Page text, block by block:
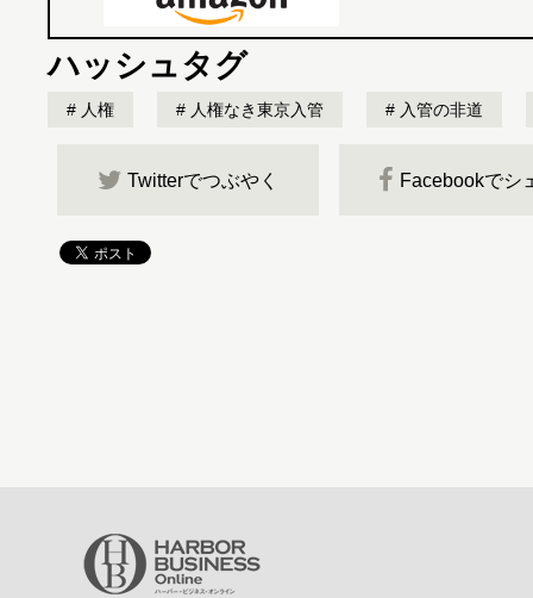
ハッシュタグ
人権 人権なき東京入管 入管の非道
Twitterでつぶやく Facebookでシ